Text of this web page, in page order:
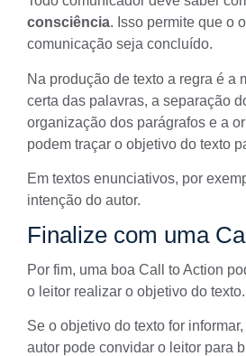
consciência. Isso permite que o
comunicação seja concluído.
Na produção de texto a regra é a
certa das palavras, a separação
organização dos parágrafos e a
podem traçar o objetivo do texto
Em textos enunciativos, por
intenção do autor.
Finalize com uma
Por fim, uma boa Call to Action
o leitor realizar o objetivo do texto.
Se o objetivo do texto for
autor pode convidar o leitor para